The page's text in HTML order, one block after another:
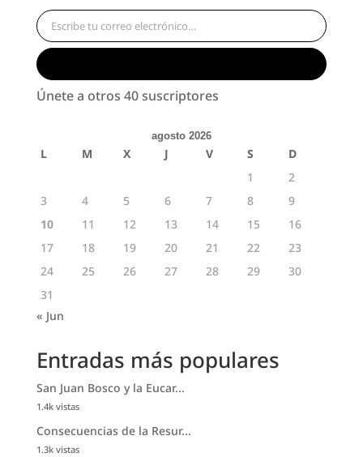
Escribe tu correo electrónico…
Únete a otros 40 suscriptores
agosto 2026
L M X J V S
D
1
2
3
4 5 6 7 8
9
10
11 12 13 14 15
16
17
18 19 20 21 22
23
24
25 26 27 28 29
30
31
« Jun
Entradas más populares
San Juan Bosco y la Eucar...
1.4k vistas
Consecuencias de la Resur...
1.3k vistas